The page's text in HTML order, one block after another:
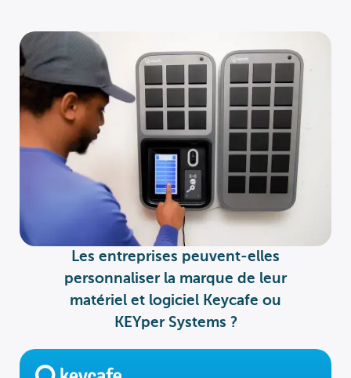
Les entreprises peuvent-elles
personnaliser la marque de leur
matériel et logiciel Keycafe ou
KEYper Systems ?